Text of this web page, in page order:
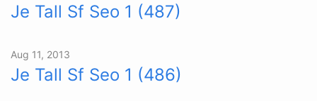
Je Tall Sf Seo 1 (487)
Aug 11, 2013
Je Tall Sf Seo 1 (486)